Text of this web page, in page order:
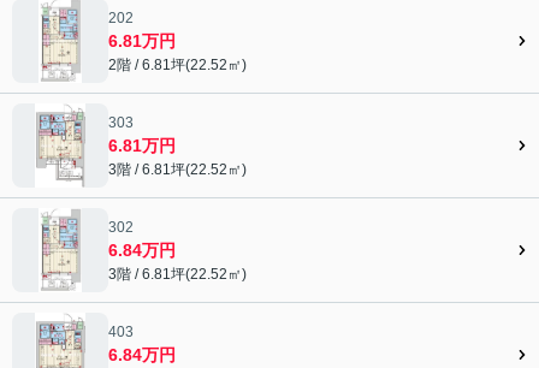
202
6.81万円
2階 / 6.81坪(22.52㎡)
303
6.81万円
3階 / 6.81坪(22.52㎡)
302
6.84万円
3階 / 6.81坪(22.52㎡)
403
6.84万円